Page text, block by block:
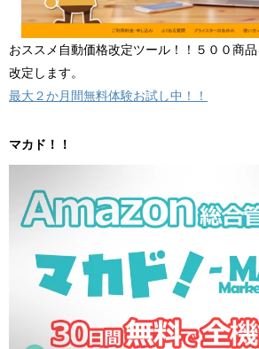
おススメ自動価格改定ツール！！５００商品
改定します。
最大２か月間無料体験お試し中！！
マカド！！